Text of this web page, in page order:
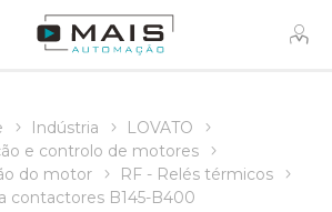
Indústria
LOVATO
e controlo de motores
do motor
RF - Relés térmicos
contactores B145-B400